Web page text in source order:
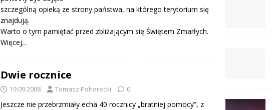
szczególną opieką ze strony państwa, na którego terytorium się
znajdują.
Warto o tym pamiętać przed zbliżającym się Świętem Zmarłych.
Więcej…
Dwie rocznice
19.09.2008 Tomasz Pohorecki 0
Jeszcze nie przebrzmiały echa 40 rocznicy „bratniej pomocy”, z